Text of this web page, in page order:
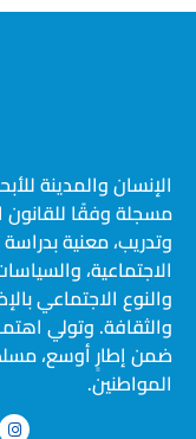
الإنسان والمدينة
مسجلة وفقًا
وتدريب، معنية
الاجتماعية،
والنوع الاجتماعي
والثقافة. وتولي
ضمن إطارٍ أوسع،
المواطنين.